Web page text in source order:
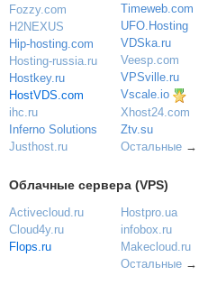
Fozzy.com
H2NEXUS
Hip-hosting.com
Hosting-russia.ru
Hostkey.ru
HostVDS.com
ihc.ru
Inferno Solutions
Justhost.ru
Timeweb.com
UFO.Hosting
VDSka.ru
Veesp.com
VPSville.ru
Vscale.io
Xhost24.com
Ztv.su
Остальные→
Облачные сервера (VPS)
Activecloud.ru
Cloud4y.ru
Flops.ru
Hostpro.ua
infobox.ru
Makecloud.ru
Остальные→